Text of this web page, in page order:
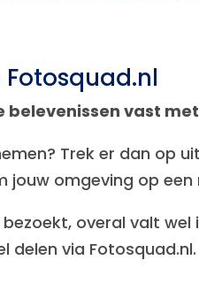
vast
Trek er dan op
omgeving op
overal valt
delen via Fotosquad.nl.